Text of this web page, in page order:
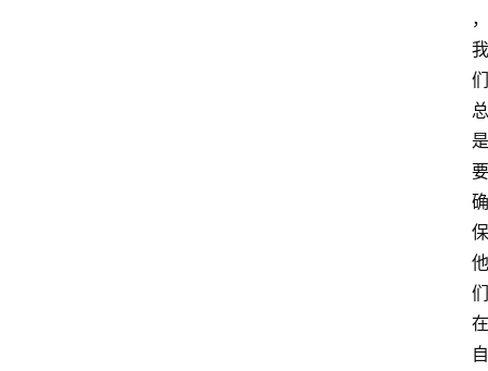
，
我
们
总
是
要
确
保
他
们
在
自